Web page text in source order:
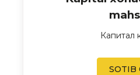
Капитал
SOTIB